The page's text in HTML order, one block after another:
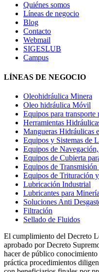
Quiénes somos
Líneas de negocio
Blog
Contacto
Webmail
SIGESLUB
Campus
LÍNEAS DE NEGOCIO
Oleohidráulica Minera
Oleo hidráulica Móvil
Equipos para transporte
Herramientas
Mangueras Hidráulicas
Equipos y Sistemas de
Equipos de
Equipos de Cubierta
Equipos de Transmisión
Equipos de Trituración
Lubricación Industrial
Lubricantes para Minería
Soluciones Anti
Filtración
Sellado de Fluidos
El cumplimiento del Decreto
aprobado por Decreto
hacer de público
práctica procedimientos